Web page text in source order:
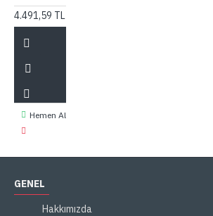
4.491,59 TL
Hemen Al
GENEL
Hakkımızda